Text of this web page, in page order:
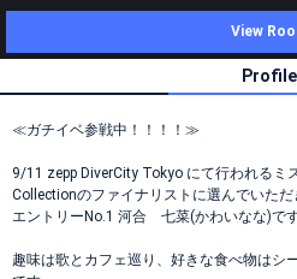
View
Profile
≪ガチイベ参戦中！！！！≫
9/11 zepp DiverCity Tokyo にて行われるミ
Collectionのファイナリストに選んでいただ
エントリーNo.1 河合 七菜(かわいなな)です
趣味は歌とカフェ巡り、好きな食べ物はシ